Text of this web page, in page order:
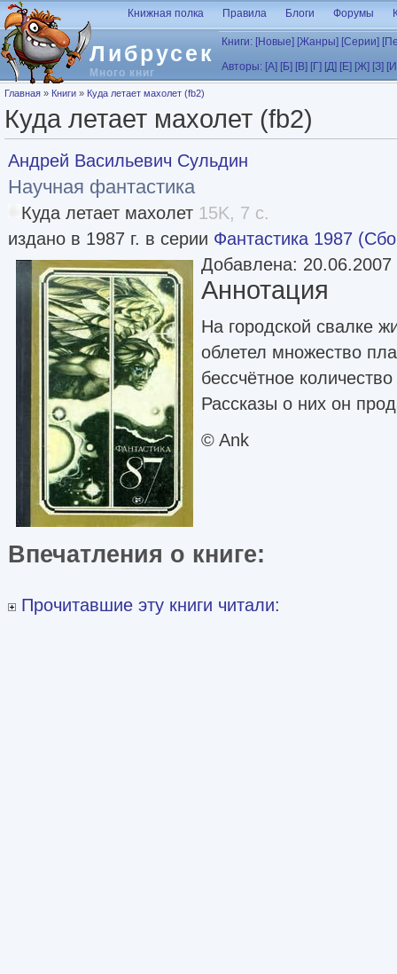
Перейти к основному содержанию
Либрусек
Много книг
Книжная полка Правила Блоги Форумы
Книги: [Новые] [Жанры] [Серии]
Авторы: [А] [Б] [В] [Г] [Д] [Е] [Ж] [З]
Вы здесь
Главная » Книги » Куда летает махолет (fb2)
Куда летает махолет (fb2)
Андрей Васильевич Сульдин
Научная фантастика
Куда летает махолет 15K, 7 с.
издано в 1987 г. в серии Фантастика 1987
Добавлена: 20.06.2007
Аннотация
На городской свалке
облетел множество
бессчётное
Рассказы о них он
© Ank
Впечатления о книге:
Прочитавшие эту книги читали: